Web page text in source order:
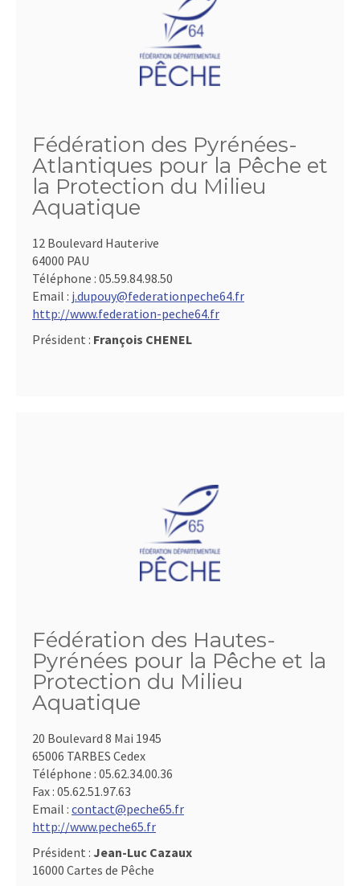
Fédération des Pyrénées-
Atlantiques pour la Pêche et
la Protection du Milieu
Aquatique
12 Boulevard Hauterive
64000 PAU
Téléphone : 05.59.84.98.50
Email : j.dupouy@federationpeche64.fr
http://www.federation-peche64.fr
Président : François CHENEL
Fédération des Hautes-
Pyrénées pour la Pêche et la
Protection du Milieu
Aquatique
20 Boulevard 8 Mai 1945
65006 TARBES Cedex
Téléphone : 05.62.34.00.36
Fax : 05.62.51.97.63
Email : contact@peche65.fr
http://www.peche65.fr
Président : Jean-Luc Cazaux
16000 Cartes de Pêche